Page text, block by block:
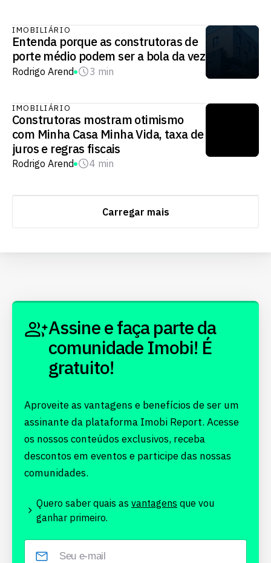
IMOBILIÁRIO
Entenda porque as construtoras de
porte médio podem ser a bola da vez
Rodrigo Arend 3 min
IMOBILIÁRIO
Construtoras mostram otimismo
com Minha Casa Minha Vida, taxa de
juros e regras fiscais
Rodrigo Arend 4 min
Carregar mais
Assine e faça parte da
comunidade Imobi! É
gratuito!
Aproveite as vantagens e benefícios de ser um
assinante da plataforma Imobi Report. Acesse
os nossos conteúdos exclusivos, receba
descontos em eventos e participe das nossas
comunidades.
Quero saber quais as vantagens que vou
ganhar primeiro.